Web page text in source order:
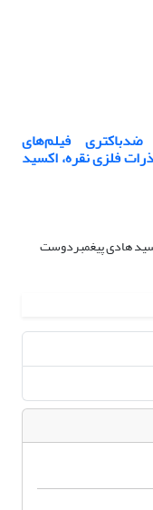
فیلم‌های
فلزی نقره، اکسید
هادی پیغمبردوست